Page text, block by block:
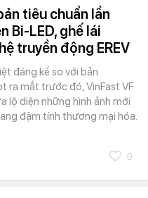
tiêu chuẩn lần
Bi-LED, ghế lái
truyền động EREV
đáng kể so với bản
ra mắt trước đó, VinFast VF
lộ diện những hình ảnh mới
đậm tính thương mại hóa.
0